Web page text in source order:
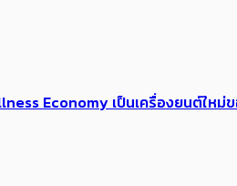
Economy เป็นเครื่องยนต์ใหม่ข